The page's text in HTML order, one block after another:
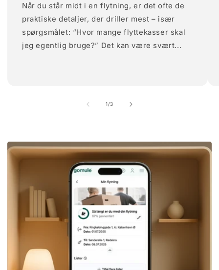
Når du står midt i en flytning, er det ofte de
praktiske detaljer, der driller mest – især
spørgsmålet: “Hvor mange flyttekasser skal
jeg egentlig bruge?” Det kan være svært...
1/af
3